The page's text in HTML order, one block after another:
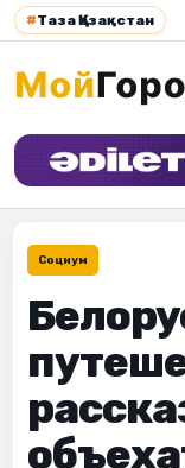
#Таза Қазақстан
Социум